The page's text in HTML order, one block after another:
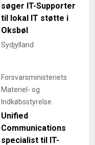
søger IT-Supporter
til lokal IT støtte i
Oksbøl
Sydjylland
Forsvarsministeriets
Materiel- og
Indkøbsstyrelse
Unified
Communications
specialist til IT-